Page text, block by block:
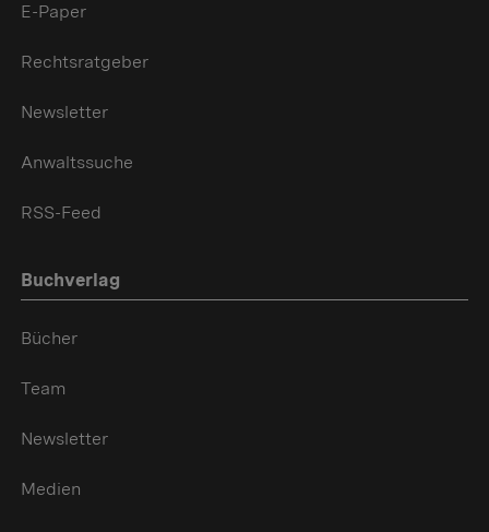
E-Paper
Rechtsratgeber
Newsletter
Anwaltssuche
RSS-Feed
Buchverlag
Bücher
Team
Newsletter
Medien